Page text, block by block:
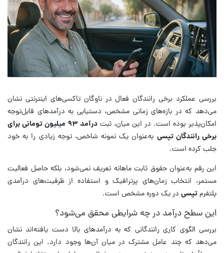
بررسی عملکرد برخی رانندگان فعال در ناوگان تاکسی‌های اینترنتی نشان
می‌دهد که در بازه‌های زمانی مشخص، دستیابی به درآمدهای قابل‌توجه
امکان‌پذیر بوده است. در این میان، ثبت
درآمد ۹۳ میلیون تومانی برای
برخی رانندگان تپسی به‌عنوان یک نمونه شاخص، توجه زیادی را به خود
جلب کرده است.
این رقم به‌عنوان حقوق ثابت ماهانه تعریف نمی‌شود، بلکه حاصل فعالیت
مستمر، انتخاب زمان‌های پرترافیک و استفاده از ظرفیت‌های درآمدی
پلتفرمتپسی در یک دوره مشخص است.
این سطح درآمد در چه شرایطی محقق می‌شود؟
بررسی الگوی کاری رانندگانی که به درآمدهای بالا دست یافته‌اند نشان
می‌دهد که چند عامل مشترک در میان آن‌ها وجود دارد. این رانندگان